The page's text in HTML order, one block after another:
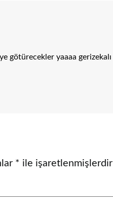
götürecekler yaaaa gerizekalı
* ile işaretlenmişlerdir